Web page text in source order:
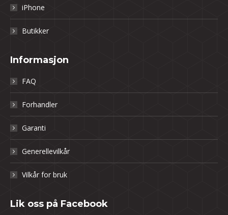
iPhone
Butikker
Informasjon
FAQ
Forhandler
Garanti
Generellevilkår
Vilkår for bruk
Lik oss på Facebook